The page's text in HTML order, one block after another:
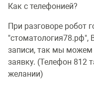
Как с телефонией?
При разговоре робот
"стоматология78.рф",
записи, так мы
заявку. (Телефон 812
желании)